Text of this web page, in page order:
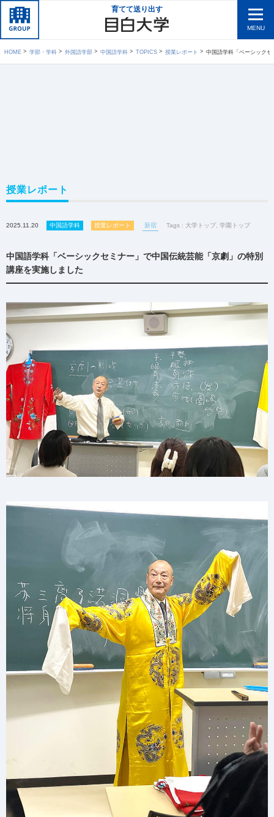
育てて送り出す
MENU
HOME 学部・学科 外国語学部 中国語学科 TOPICS 授業レポート 中国語学科「ベーシックセミナー
授業レポート
2025.11.20 中国語学科 授業レポート 新宿 Tags : 大学トップ 学園トップ
中国語学科「ベーシックセミナー」で中国伝統芸能「京劇」の特別
講座を実施しました